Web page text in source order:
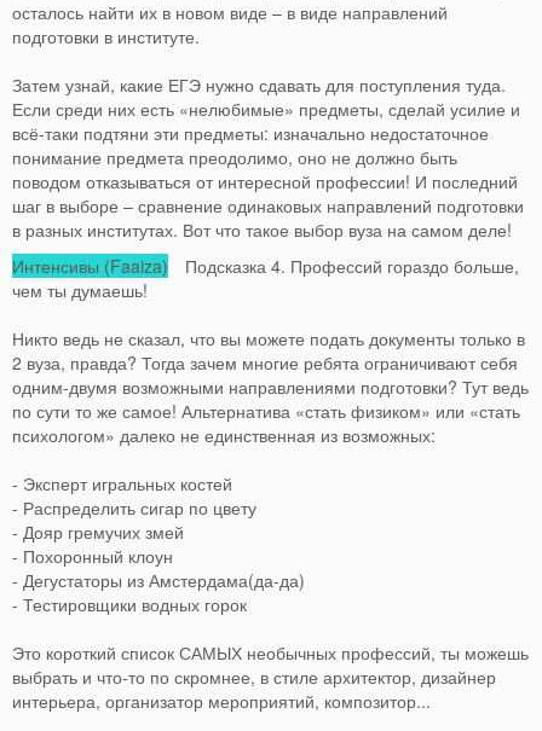
осталось найти их в новом виде – в виде направлений
подготовки в институте.
Затем узнай, какие ЕГЭ нужно сдавать для поступления туда.
Если среди них есть «нелюбимые» предметы, сделай усилие и
всё-таки подтяни эти предметы: изначально недостаточное
понимание предмета преодолимо, оно не должно быть
поводом отказываться от интересной профессии! И последний
шаг в выборе – сравнение одинаковых направлений подготовки
в разных институтах. Вот что такое выбор вуза на самом деле!
Интенсивы (Faaiza) Подсказка 4. Профессий гораздо больше,
чем ты думаешь!
Никто ведь не сказал, что вы можете подать документы только в
2 вуза, правда? Тогда зачем многие ребята ограничивают себя
одним-двумя возможными направлениями подготовки? Тут ведь
по сути то же самое! Альтернатива «стать физиком» или «стать
психологом» далеко не единственная из возможных:
- Эксперт игральных костей
- Распределить сигар по цвету
- Дояр гремучих змей
- Похоронный клоун
- Дегустаторы из Амстердама(да-да)
- Тестировщики водных горок
Это короткий список САМЫХ необычных профессий, ты можешь
выбрать и что-то по скромнее, в стиле архитектор, дизайнер
интерьера, организатор мероприятий, композитор...